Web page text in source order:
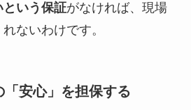
いう保証がなければ、現場
ないわけです。
安心」を担保する